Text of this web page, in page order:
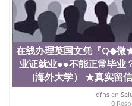
在线办理英国文凭『Q◆
业证就业●●不能正常毕
(海外大学） ★真实留
dfnsen
0